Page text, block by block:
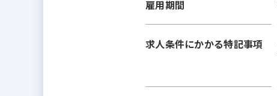
雇用期間
求人条件にかかる特記事項